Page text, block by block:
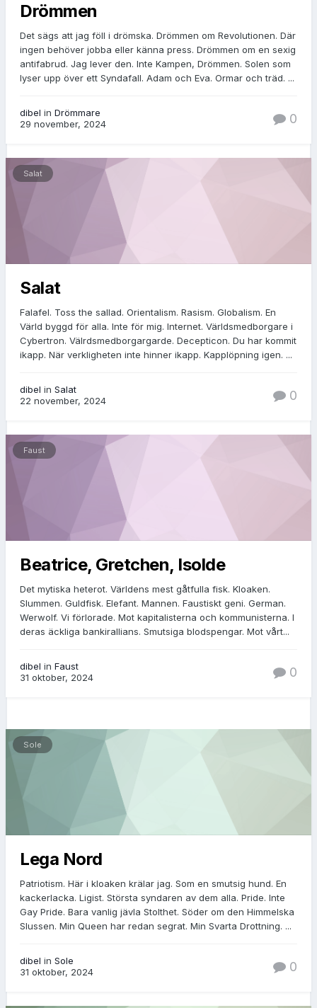
Drömmen
Det sägs att jag föll i drömska. Drömmen om Revolutionen. Där
ingen behöver jobba eller känna press. Drömmen om en sexig
antifabrud. Jag lever den. Inte Kampen, Drömmen. Solen som
lyser upp över ett Syndafall. Adam och Eva. Ormar och träd. ...
dibel in Drömmare
29 november, 2024
0
Salat
Salat
Falafel. Toss the sallad. Orientalism. Rasism. Globalism. En
Värld byggd för alla. Inte för mig. Internet. Världsmedborgare i
Cybertron. Välrdsmedborgargarde. Decepticon. Du har kommit
ikapp. När verkligheten inte hinner ikapp. Kapplöpning igen. ...
dibel in Salat
22 november, 2024
0
Faust
Beatrice, Gretchen, Isolde
Det mytiska heterot. Världens mest gåtfulla fisk. Kloaken.
Slummen. Guldfisk. Elefant. Mannen. Faustiskt geni. German.
Werwolf. Vi förlorade. Mot kapitalisterna och kommunisterna. I
deras äckliga bankirallians. Smutsiga blodspengar. Mot vårt...
dibel in Faust
31 oktober, 2024
0
Sole
Lega Nord
Patriotism. Här i kloaken krälar jag. Som en smutsig hund. En
kackerlacka. Ligist. Största syndaren av dem alla. Pride. Inte
Gay Pride. Bara vanlig jävla Stolthet. Söder om den Himmelska
Slussen. Min Queen har redan segrat. Min Svarta Drottning. ...
dibel in Sole
31 oktober, 2024
0